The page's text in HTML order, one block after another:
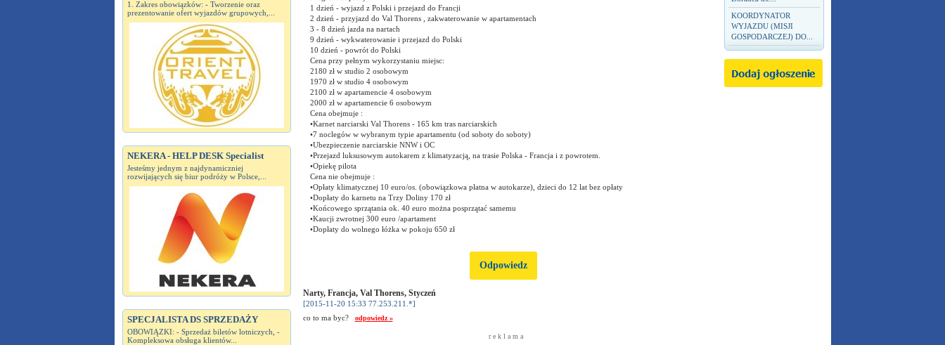
1. Zakres obowiązków: - Tworzenie oraz
prezentowanie ofert wyjazdów grupowych,...
NEKERA - HELP DESK Specialist
Jesteśmy jednym z najdynamiczniej
rozwijających się biur podróży w Polsce,...
SPECJALISTA DS SPRZEDAŻY
OBOWIĄZKI: - Sprzedaż biletów lotniczych, -
Kompleksowa obsługa klientów...
KOORDYNATOR
WYJAZDU (MISJI
GOSPODARCZEJ) DO...
1 dzień - wyjazd z Polski i przejazd do Francji
2 dzień - przyjazd do Val Thorens , zakwaterowanie w apartamentach
3 - 8 dzień jazda na nartach
9 dzień - wykwaterowanie i przejazd do Polski
10 dzień - powrót do Polski
Cena przy pełnym wykorzystaniu miejsc:
2180 zł w studio 2 osobowym
1970 zł w studio 4 osobowym
2100 zł w apartamencie 4 osobowym
2000 zł w apartamencie 6 osobowym
Cena obejmuje :
•Karnet narciarski Val Thorens - 165 km tras narciarskich
•7 noclegów w wybranym typie apartamentu (od soboty do soboty)
•Ubezpieczenie narciarskie NNW i OC
•Przejazd luksusowym autokarem z klimatyzacją, na trasie Polska - Francja i z powrotem.
•Opiekę pilota
Cena nie obejmuje :
•Opłaty klimatycznej 10 euro/os. (obowiązkowa płatna w autokarze), dzieci do 12 lat bez opłaty
•Dopłaty do karnetu na Trzy Doliny 170 zł
•Końcowego sprzątania ok. 40 euro można posprzątać samemu
•Kaucji zwrotnej 300 euro /apartament
•Dopłaty do wolnego łóżka w pokoju 650 zł
Odpowiedz
Narty, Francja, Val Thorens, Styczeń
[2015-11-20 15:33 77.253.211.*]
co to ma byc? odpowiedz »
r e k l a m a